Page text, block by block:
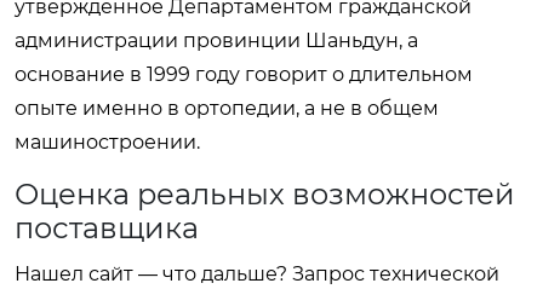
утвержденное Департаментом гражданской
администрации провинции Шаньдун, а
основание в 1999 году говорит о длительном
опыте именно в ортопедии, а не в общем
машиностроении.
Оценка реальных возможностей
поставщика
Нашел сайт — что дальше? Запрос технической